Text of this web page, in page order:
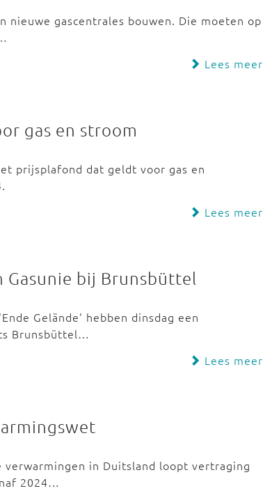
nieuwe gascentrales bouwen. Die moeten op
Lees meer
gas en stroom
prijsplafond dat geldt voor gas en
Lees meer
bij Brunsbüttel
Gelände' hebben dinsdag een
Brunsbüttel…
Lees meer
in Duitsland loopt vertraging
2024…